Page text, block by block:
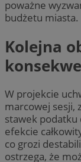
poważne
budżetu miasta.
Kolejna
W projekcie
marcowej sesji,
stawek podatku
efekcie
co grozi
ostrzega, że